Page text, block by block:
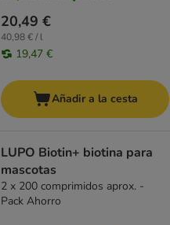
20,49 €
40,98 € / l
19,47 €
Añadir a la cesta
LUPO Biotin+ biotina para
mascotas
2 x 200 comprimidos aprox. -
Pack Ahorro